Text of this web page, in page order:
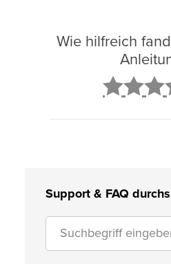
Wie hilfreich
Support & FAQ